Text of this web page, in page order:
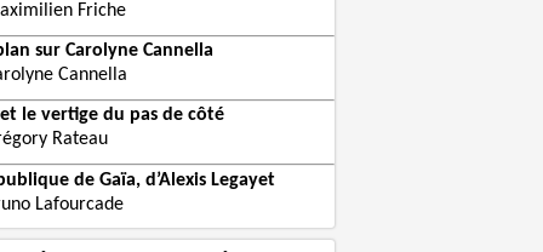
Friche
sur Carolyne Cannella
Cannella
le vertige du pas de côté
Rateau
de Gaïa, d’Alexis Legayet
Lafourcade